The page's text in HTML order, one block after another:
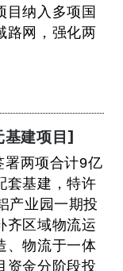
目纳入多项国
路网，强化两
基建项目]
署两项合计9亿
套基建，特许
产业园一期投
齐区域物流运
、物流于一体
资金分阶段投